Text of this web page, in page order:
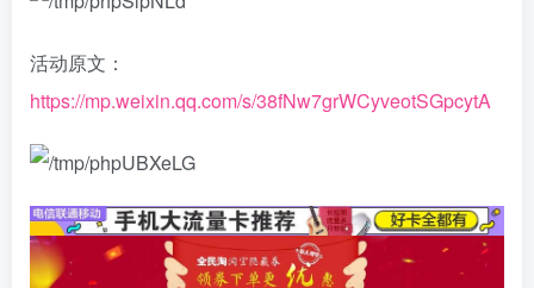
活动原文：
https://mp.weixin.qq.com/s/38fNw7grWCyveotSGpcytA